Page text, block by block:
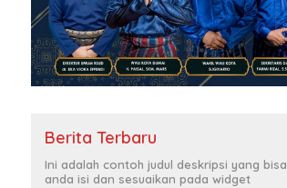
Berita Terbaru
Ini adalah contoh judul deskripsi yang bisa
anda isi dan sesuaikan pada widget